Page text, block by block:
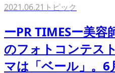
2021.06.21 トピック
ーPR TIMESー美容
のフォトコンテス
マは「ベール」。6